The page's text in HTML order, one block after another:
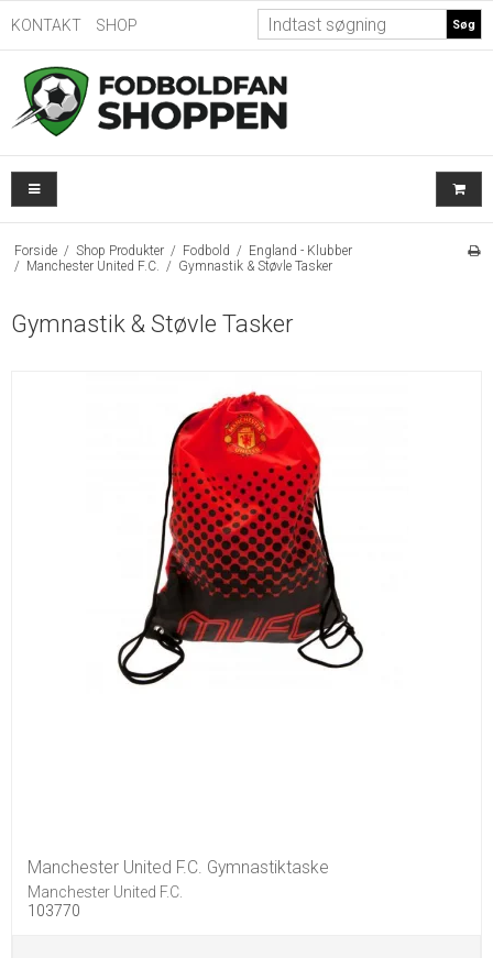
KONTAKT SHOP Søg
Forside / Shop Produkter / Fodbold / England - Klubber
/ Manchester United F.C. / Gymnastik & Støvle Tasker
Gymnastik & Støvle Tasker
Manchester United F.C. Gymnastiktaske
Manchester United F.C.
103770